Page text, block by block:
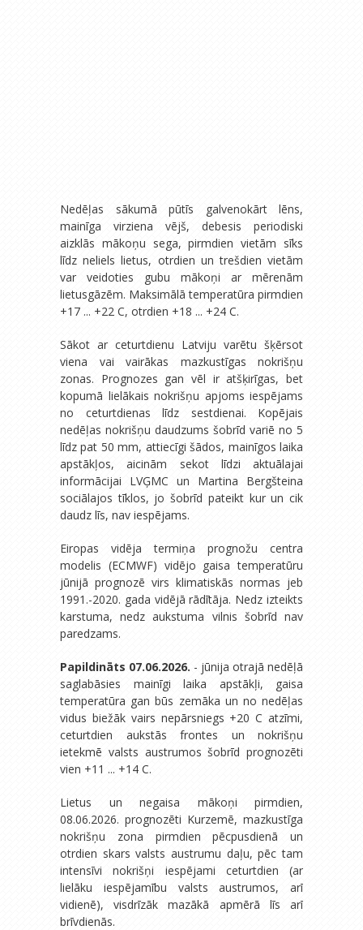
Nedēļas sākumā pūtīs galvenokārt lēns,
mainīga virziena vējš, debesis periodiski
aizklās mākoņu sega, pirmdien vietām sīks
līdz neliels lietus, otrdien un trešdien vietām
var veidoties gubu mākoņi ar mērenām
lietusgāzēm. Maksimālā temperatūra pirmdien
+17 ... +22 C, otrdien +18 ... +24 C.
Sākot ar ceturtdienu Latviju varētu šķērsot
viena vai vairākas mazkustīgas nokrišņu
zonas. Prognozes gan vēl ir atšķirīgas, bet
kopumā lielākais nokrišņu apjoms iespējams
no ceturtdienas līdz sestdienai. Kopējais
nedēļas nokrišņu daudzums šobrīd variē no 5
līdz pat 50 mm, attiecīgi šādos, mainīgos laika
apstākļos, aicinām sekot līdzi aktuālajai
informācijai LVĢMC un Martina Bergšteina
sociālajos tīklos, jo šobrīd pateikt kur un cik
daudz līs, nav iespējams.
Eiropas vidēja termiņa prognožu centra
modelis (ECMWF) vidējo gaisa temperatūru
jūnijā prognozē virs klimatiskās normas jeb
1991.-2020. gada vidējā rādītāja. Nedz izteikts
karstuma, nedz aukstuma vilnis šobrīd nav
paredzams.
Papildināts 07.06.2026. - jūnija otrajā nedēļā
saglabāsies mainīgi laika apstākļi, gaisa
temperatūra gan būs zemāka un no nedēļas
vidus biežāk vairs nepārsniegs +20 C atzīmi,
ceturtdien aukstās frontes un nokrišņu
ietekmē valsts austrumos šobrīd prognozēti
vien +11 ... +14 C.
Lietus un negaisa mākoņi pirmdien,
08.06.2026. prognozēti Kurzemē, mazkustīga
nokrišņu zona pirmdien pēcpusdienā un
otrdien skars valsts austrumu daļu, pēc tam
intensīvi nokrišņi iespējami ceturtdien (ar
lielāku iespējamību valsts austrumos, arī
vidienē), visdrīzāk mazākā apmērā līs arī
brīvdienās.